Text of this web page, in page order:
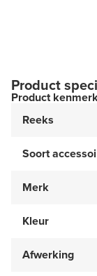
Product
Product
Reeks
Soort
Merk
Kleur
Afwerking